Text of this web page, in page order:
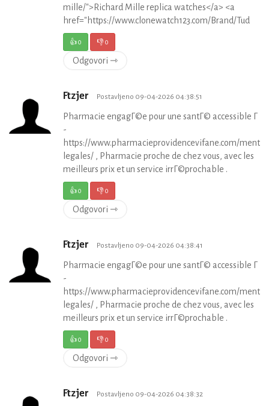
mille/">Richard Mille replica watches</a> <a
href="https://www.clonewatch123.com/Brand/Tud
👍0 👎0
Odgovori ⇾
Ftzjer Postavljeno 09-04-2026 04:38:51
Pharmacie engagГ©e pour une santГ© accessible Г
-
https://www.pharmacieprovidencevifane.com/
legales/ , Pharmacie proche de chez vous, avec les
meilleurs prix et un service irrГ©prochable .
👍0 👎0
Odgovori ⇾
Ftzjer Postavljeno 09-04-2026 04:38:41
Pharmacie engagГ©e pour une santГ© accessible Г
-
https://www.pharmacieprovidencevifane.com/
legales/ , Pharmacie proche de chez vous, avec les
meilleurs prix et un service irrГ©prochable .
👍0 👎0
Odgovori ⇾
Ftzjer Postavljeno 09-04-2026 04:38:32